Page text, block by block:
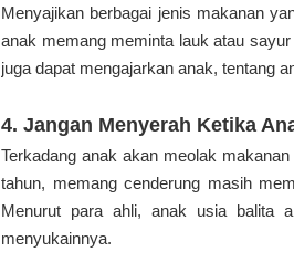
Menyajikan berbagai jenis makanan
anak memang meminta lauk atau
juga dapat mengajarkan anak, tentang
4. Jangan Menyerah Ketika
Terkadang anak akan meolak
tahun, memang cenderung masih
Menurut para ahli, anak usia balita
menyukainnya.